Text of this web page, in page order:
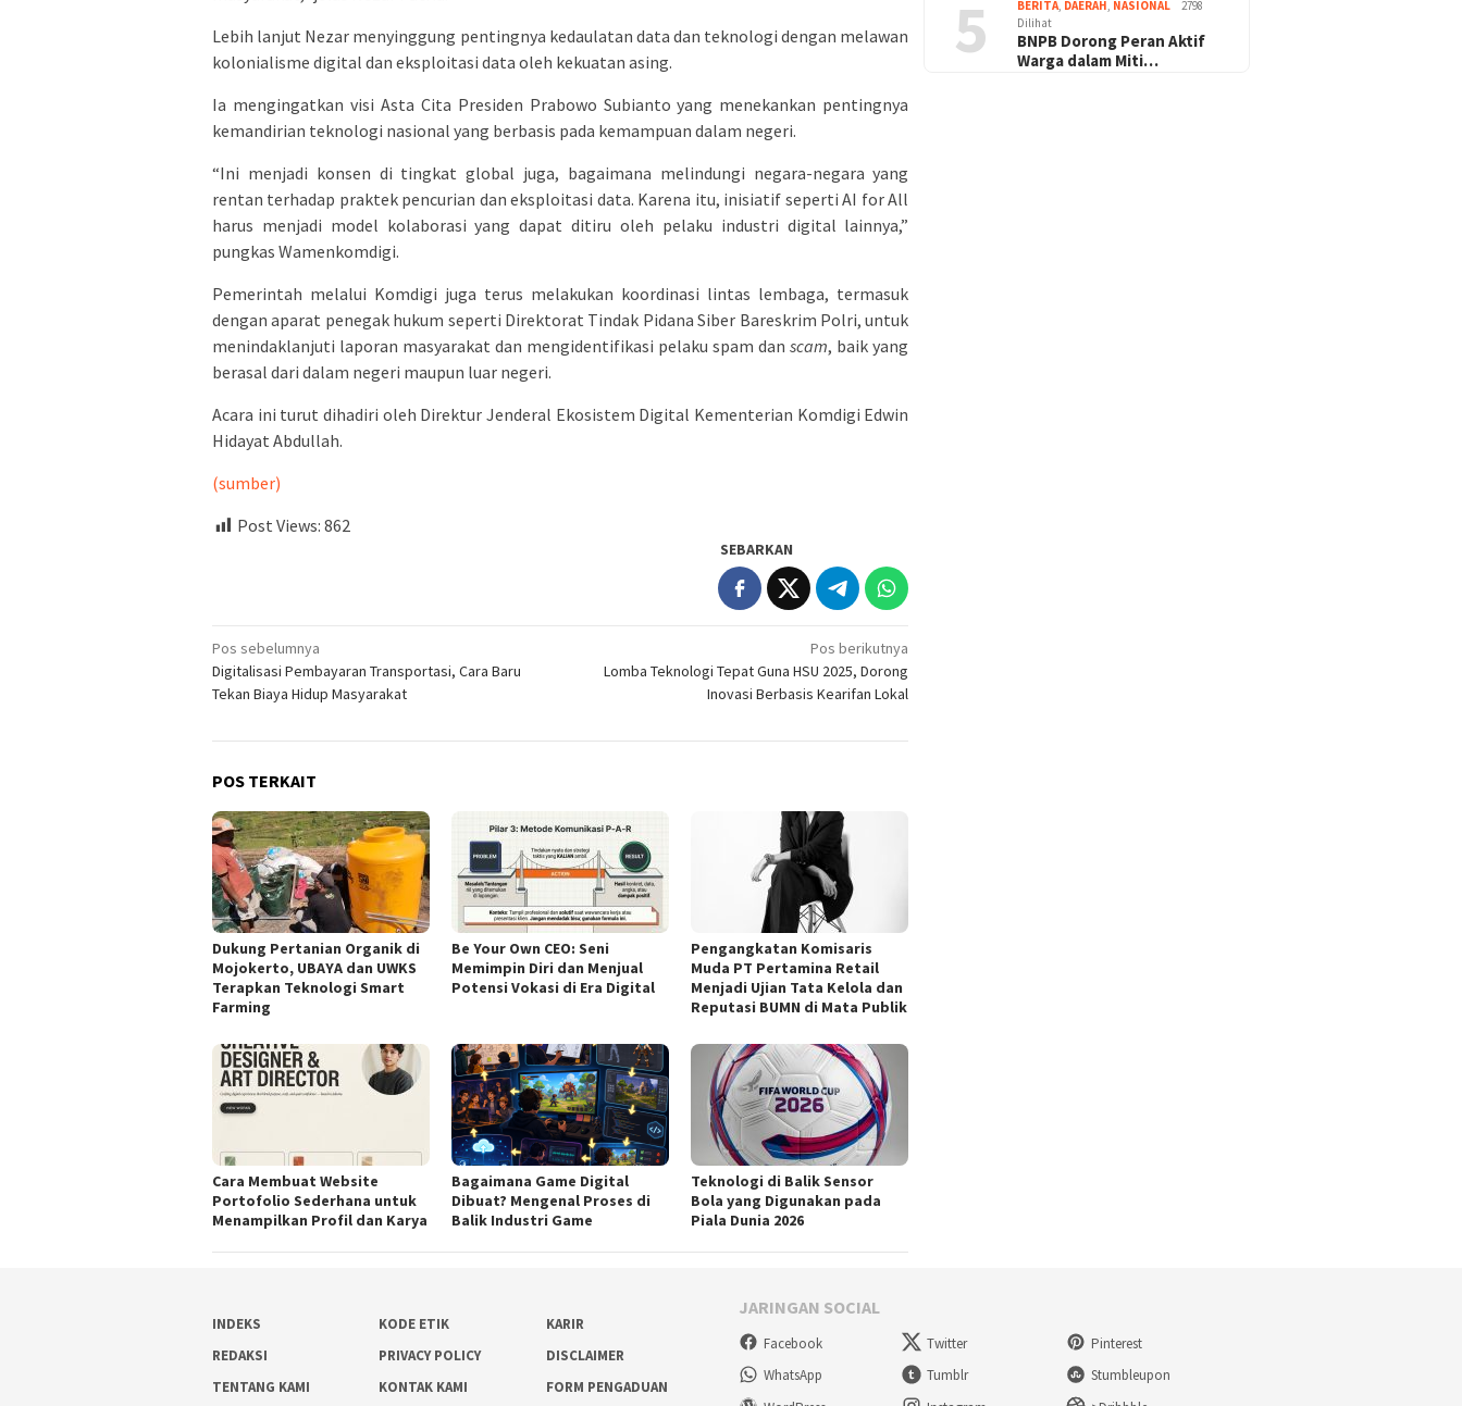
Lebih lanjut Nezar menyinggung pentingnya kedaulatan data dan teknologi dengan melawan
kolonialisme digital dan eksploitasi data oleh kekuatan asing.
Ia mengingatkan visi Asta Cita Presiden Prabowo Subianto yang menekankan pentingnya
kemandirian teknologi nasional yang berbasis pada kemampuan dalam negeri.
“Ini menjadi konsen di tingkat global juga, bagaimana melindungi negara-negara yang
rentan terhadap praktek pencurian dan eksploitasi data. Karena itu, inisiatif seperti AI for All
harus menjadi model kolaborasi yang dapat ditiru oleh pelaku industri digital lainnya,”
pungkas Wamenkomdigi.
Pemerintah melalui Komdigi juga terus melakukan koordinasi lintas lembaga, termasuk
dengan aparat penegak hukum seperti Direktorat Tindak Pidana Siber Bareskrim Polri, untuk
menindaklanjuti laporan masyarakat dan mengidentifikasi pelaku spam danscam, baik yang
berasal dari dalam negeri maupun luar negeri.
Acara ini turut dihadiri oleh Direktur Jenderal Ekosistem Digital Kementerian Komdigi Edwin
Hidayat Abdullah.
(sumber)
Post Views: 862
SEBARKAN
Navigasi
pos
Pos sebelumnya
Digitalisasi Pembayaran Transportasi, Cara Baru
Tekan Biaya Hidup Masyarakat
Pos berikutnya
Lomba Teknologi Tepat Guna HSU 2025, Dorong
Inovasi Berbasis Kearifan Lokal
POS TERKAIT
Dukung Pertanian Organik di
Mojokerto, UBAYA dan UWKS
Terapkan Teknologi Smart
Farming
Be Your Own CEO: Seni
Memimpin Diri dan Menjual
Potensi Vokasi di Era Digital
Pengangkatan Komisaris
Muda PT Pertamina Retail
Menjadi Ujian Tata Kelola dan
Reputasi BUMN di Mata Publik
Cara Membuat Website
Portofolio Sederhana untuk
Menampilkan Profil dan Karya
Bagaimana Game Digital
Dibuat? Mengenal Proses di
Balik Industri Game
Teknologi di Balik Sensor
Bola yang Digunakan pada
Piala Dunia 2026
5 BERITA, DAERAH, NASIONAL
2798
Dilihat
BNPB Dorong Peran Aktif
Warga dalam Miti…
INDEKS KODE ETIK
KARIR
REDAKSI
PRIVACY POLICY
DISCLAIMER
TENTANG KAMI
KONTAK KAMI FORM PENGADUAN
JARINGAN SOCIAL
Facebook Twitter
Pinterest
WhatsApp
Tumblr
Stumbleupon